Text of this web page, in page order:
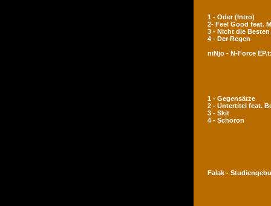
1 - Oder (Intro)
2- Feel Good feat.
3 - Nicht die Besten
4 - Der Regen
niNjo - N-Force
1 - Gegensätze
2 - Untertitel feat.
3 - Skit
4 - Schoron
Falak -